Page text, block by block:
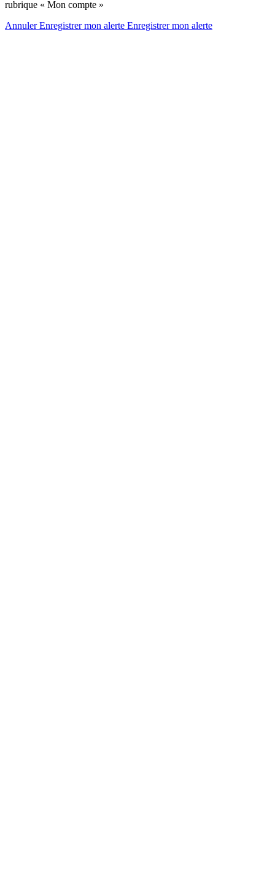
rubrique « Mon compte »
AnnulerEnregistrer mon alerte Enregistrermon alerte